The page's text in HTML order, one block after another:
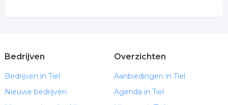
Bedrijven
Bedrijven in Tiel
Nieuwe bedrijven
Overzichten
Aanbiedingen in Tiel
Agenda in Tiel